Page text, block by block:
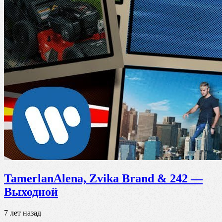
TamerlanAlena, Zvika Brand & 242 —
Выходной
7 лет назад